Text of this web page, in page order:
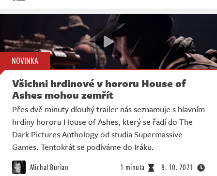
NOVINKA
Všichni hrdinové v hororu House of
Ashes mohou zemřít
Přes dvě minuty dlouhý trailer nás seznamuje s hlavním
hrdiny hororu House of Ashes, který se řadí do The
Dark Pictures Anthology od studia Supermassive
Games. Tentokrát se podíváme do Iráku.
Michal Burian 1 minuta 8. 10. 2021